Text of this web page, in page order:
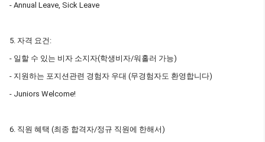
- Annual Leave, Sick Leave
5. 자격 요건:
- 일할 수 있는 비자 소지자(학생비자/워홀러 가능)
- 지원하는 포지션관련 경험자 우대 (무경험자도 환영합니다)
- Juniors Welcome!
6. 직원 혜택 (최종 합격자/정규 직원에 한해서)